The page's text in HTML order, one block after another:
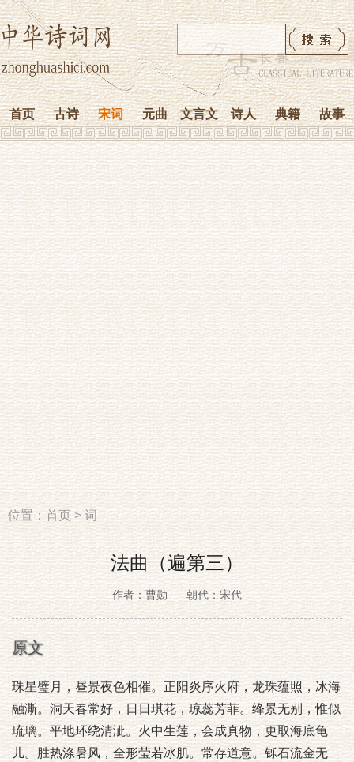
首页 古诗 宋词 元曲 文言文 诗人 典籍 故事
位置：首页>词
法曲（遍第三）
作者：曹勋 朝代：宋代
原文
珠星璧月，昼景夜色相催。正阳炎序火府，龙珠蕴照，冰海
融澌。洞天春常好，日日琪花，琼蕊芳菲。绛景无别，惟似
琉璃。平地环绕清泚。火中生莲，会成真物，更取海底龟
儿。胜热涤暑风，全形莹若冰肌。常存道意。铄石流金无